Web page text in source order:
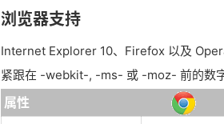
浏览器支持
Internet Explorer 10、Firefox 以及
紧跟在 -webkit-, -ms- 或 -moz- 前的数
属性